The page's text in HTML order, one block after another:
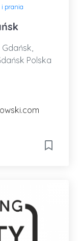
prania
Polska